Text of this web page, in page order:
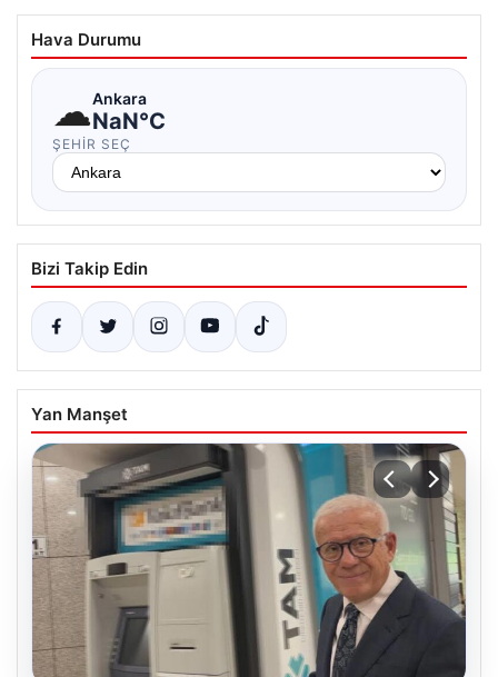
Hava Durumu
☁Ankara
NaN°C
ŞEHIR SEÇ
Bizi Takip Edin
Yan Manşet